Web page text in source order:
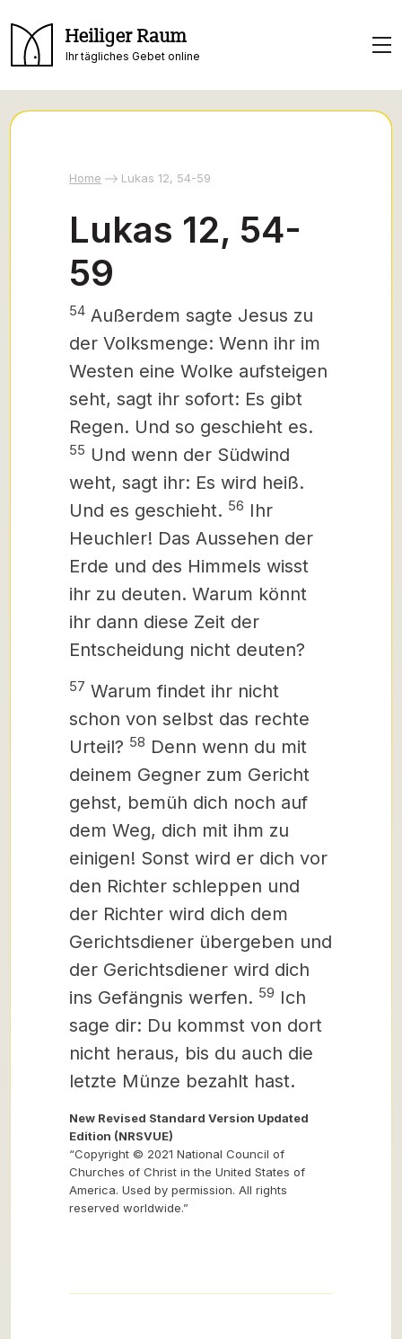
Heiliger Raum
Ihr tägliches Gebet online
Home Lukas 12, 54-59
Lukas 12, 54-
59
54 Außerdem sagte Jesus zu
der Volksmenge: Wenn ihr im
Westen eine Wolke aufsteigen
seht, sagt ihr sofort: Es gibt
Regen. Und so geschieht es.
55 Und wenn der Südwind
weht, sagt ihr: Es wird heiß.
Und es geschieht. 56 Ihr
Heuchler! Das Aussehen der
Erde und des Himmels wisst
ihr zu deuten. Warum könnt
ihr dann diese Zeit der
Entscheidung nicht deuten?
57 Warum findet ihr nicht
schon von selbst das rechte
Urteil? 58 Denn wenn du mit
deinem Gegner zum Gericht
gehst, bemüh dich noch auf
dem Weg, dich mit ihm zu
einigen! Sonst wird er dich vor
den Richter schleppen und
der Richter wird dich dem
Gerichtsdiener übergeben und
der Gerichtsdiener wird dich
ins Gefängnis werfen. 59 Ich
sage dir: Du kommst von dort
nicht heraus, bis du auch die
letzte Münze bezahlt hast.
New Revised Standard Version Updated
Edition (NRSVUE)
“Copyright © 2021 National Council of
Churches of Christ in the United States of
America. Used by permission. All rights
reserved worldwide.”